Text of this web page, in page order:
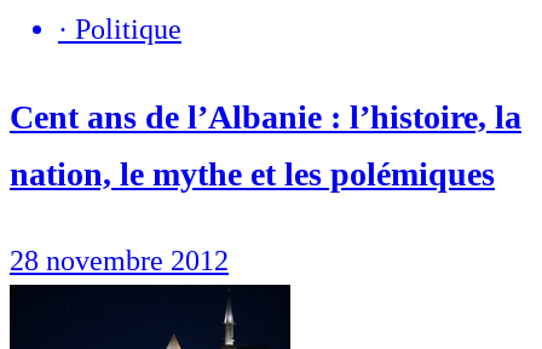
· Politique
Cent ans de l’Albanie : l’histoire, la
nation, le mythe et les polémiques
28 novembre 2012